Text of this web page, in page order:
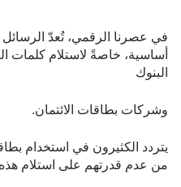
في عصرنا الرقمي، تُعدّ الرسائل
البنوك
وشركات بطاقات الائتمان.
من عدم قدرتهم على استلام هذه